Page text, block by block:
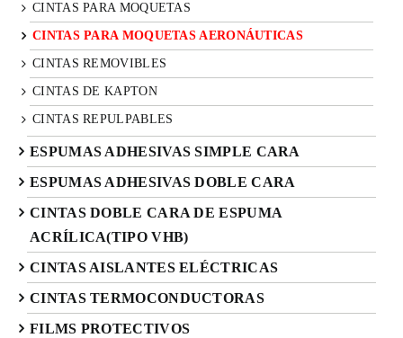
CINTAS PARA MOQUETAS
CINTAS PARA MOQUETAS AERONÁUTICAS
CINTAS REMOVIBLES
CINTAS DE KAPTON
CINTAS REPULPABLES
ESPUMAS ADHESIVAS SIMPLE CARA
ESPUMAS ADHESIVAS DOBLE CARA
CINTAS DOBLE CARA DE ESPUMA
ACRÍLICA(TIPO VHB)
CINTAS AISLANTES ELÉCTRICAS
CINTAS TERMOCONDUCTORAS
FILMS PROTECTIVOS